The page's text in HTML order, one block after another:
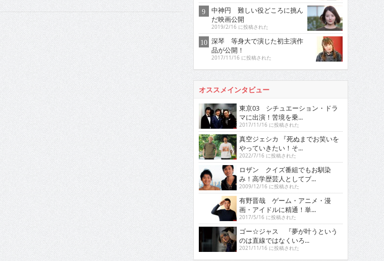
中神円 難しい役どころに挑ん
だ映画公開
2019/2/16 に投稿された
深琴 等身大で演じた初主演作
品が公開！
2017/11/16 に投稿された
オススメインタビュー
東京03 シチュエーション・ドラ
マに出演！苦境を乗...
2017/11/16 に投稿された
真空ジェシカ 『死ぬまでお笑いを
やっていきたい！そ...
2022/7/16 に投稿された
ロザン クイズ番組でもお馴染
み！高学歴芸人としてブ...
2009/12/16 に投稿された
有野晋哉 ゲーム・アニメ・漫
画・アイドルに精通！単...
2017/5/16 に投稿された
ゴー☆ジャス 『夢が叶うという
のは直線ではなくいろ...
2021/11/16 に投稿された